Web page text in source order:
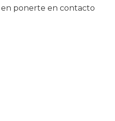
ponerte en contacto